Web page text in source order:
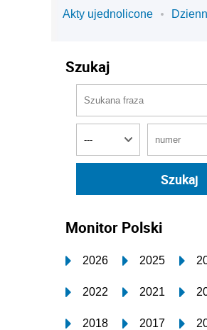
Akty ujednolicone
Szukaj
Monitor Polski
2026 2025
2022 2021
2018 2017